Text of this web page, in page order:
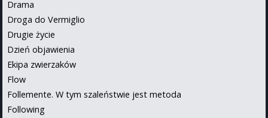
Drama
Droga do Vermiglio
Drugie życie
Dzień objawienia
Ekipa zwierzaków
Flow
Follemente. W tym szaleństwie jest metoda
Following